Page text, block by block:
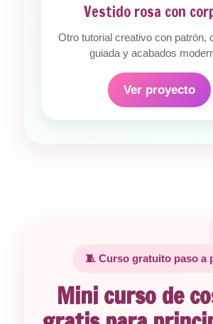
Vestido rosa con
Otro tutorial creativo con patrón,
guiada y acabados
Ver proyecto
🧵 Curso gratuito paso a
Mini curso de